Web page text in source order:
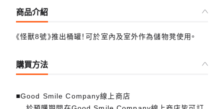
商品介紹
《怪獸8號》推出桶罐！可於室內及室外作為儲物凳使用。
購買方法
■Good Smile Company線上商店